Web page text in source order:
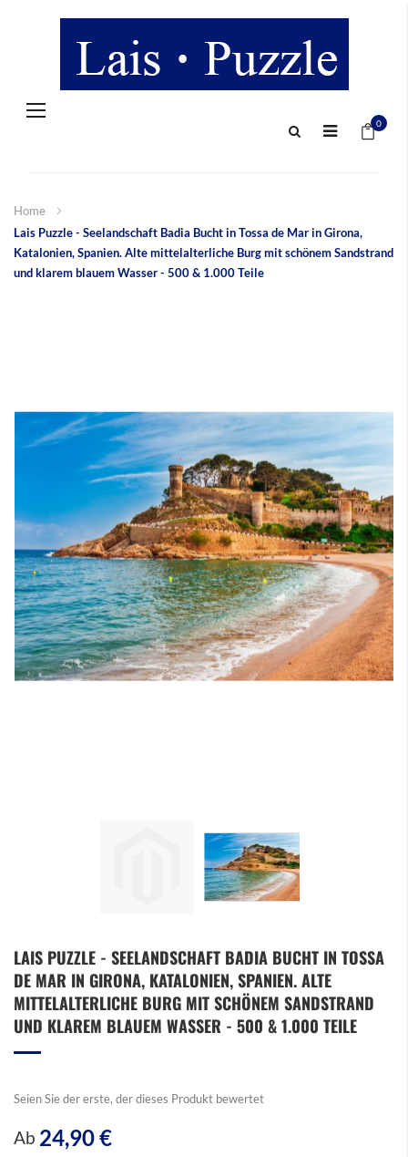
Navigation
0
Home
Lais Puzzle - Seelandschaft Badia Bucht in Tossa de Mar in Girona,
Katalonien, Spanien. Alte mittelalterliche Burg mit schönem Sandstrand
und klarem blauem Wasser - 500 & 1.000 Teile
Anfang
der
Bildergalerie
springen
LAIS PUZZLE - SEELANDSCHAFT BADIA BUCHT IN TOSSA
DE MAR IN GIRONA, KATALONIEN, SPANIEN. ALTE
MITTELALTERLICHE BURG MIT SCHÖNEM SANDSTRAND
UND KLAREM BLAUEM WASSER - 500 & 1.000 TEILE
Seien Sie der erste, der dieses Produkt bewertet
Ab 24,90 €